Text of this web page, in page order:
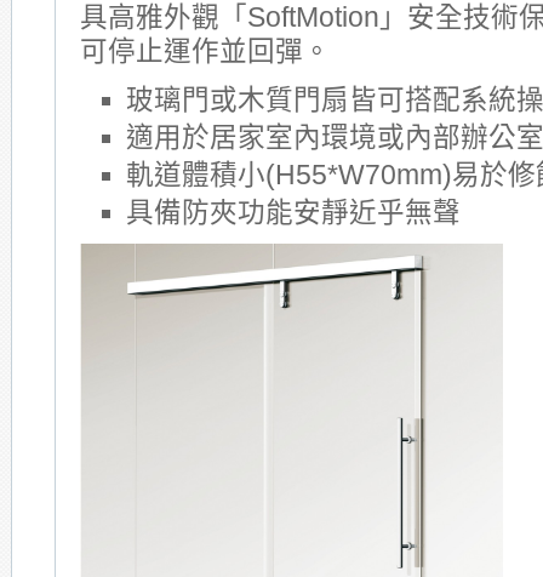
具高雅外觀「SoftMotion」安全技術
可停止運作並回彈。
玻璃門或木質門扇皆可搭配系統
適用於居家室內環境或內部辦公
軌道體積小(H55*W70mm)易於修
具備防夾功能安靜近乎無聲